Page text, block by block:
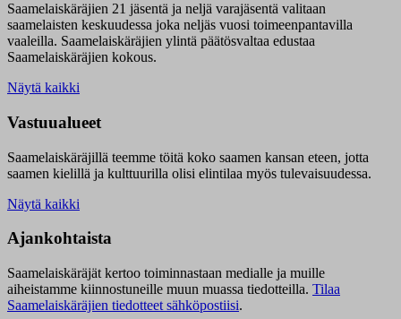
Saamelaiskäräjien 21 jäsentä ja neljä varajäsentä valitaan
saamelaisten keskuudessa joka neljäs vuosi toimeenpantavilla
vaaleilla. Saamelaiskäräjien ylintä päätösvaltaa edustaa
Saamelaiskäräjien kokous.
Näytä kaikki
Vastuualueet
Saamelaiskäräjillä teemme töitä koko saamen kansan eteen, jotta
saamen kielillä ja kulttuurilla olisi elintilaa myös tulevaisuudessa.
Näytä kaikki
Ajankohtaista
Saamelaiskäräjät kertoo toiminnastaan medialle ja muille
aiheistamme kiinnostuneille muun muassa tiedotteilla. Tilaa
Saamelaiskäräjien tiedotteet sähköpostiisi.